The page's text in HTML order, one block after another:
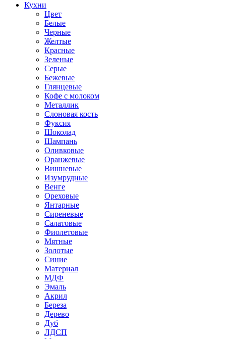
Кухни
Цвет
Белые
Черные
Желтые
Красные
Зеленые
Серые
Бежевые
Глянцевые
Кофе с молоком
Металлик
Слоновая кость
Фуксия
Шоколад
Шампань
Оливковые
Оранжевые
Вишневые
Изумрудные
Венге
Ореховые
Янтарные
Сиреневые
Салатовые
Фиолетовые
Мятные
Золотые
Синие
Материал
МДФ
Эмаль
Акрил
Береза
Дерево
Дуб
ЛДСП